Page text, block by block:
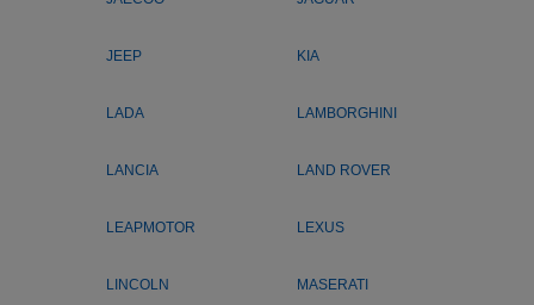
JEEP KIA
LADA LAMBORGHINI
LANCIA LAND ROVER
LEAPMOTOR LEXUS
LINCOLN MASERATI